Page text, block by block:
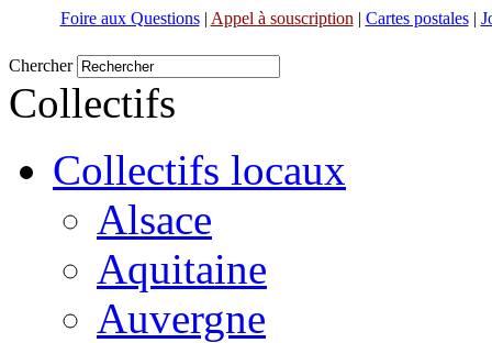
Foire aux Questions| Appel à souscription | Cartes postales|
Chercher
Collectifs
Collectifs locaux
Alsace
Aquitaine
Auvergne